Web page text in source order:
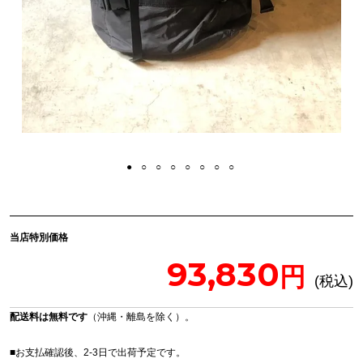
当店特別価格
93,830
配送料は無料です （沖縄・離島を除く）。
■お支払確認後、2-3日で出荷予定です。